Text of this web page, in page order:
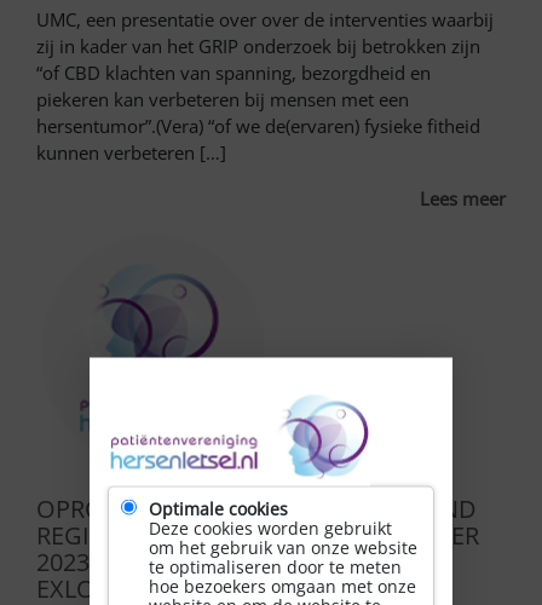
UMC, een presentatie over over de interventies waarbij
zij in kader van het GRIP onderzoek bij betrokken zijn
“of CBD klachten van spanning, bezorgdheid en
piekeren kan verbeteren bij mensen met een
hersentumor”.(Vera) “of we de(ervaren) fysieke fitheid
kunnen verbeteren […]
Lees meer
OPROEP ZELFMANAGEMENT WEEKEND
REGIO NOORD OP 3, 4 en 5 NOVEMBER
2023 IN HOTEL DE HUNZEBERGEN IN
EXLOO!
Optimale cookies
Deze cookies worden gebruikt
om het gebruik van onze website
te optimaliseren door te meten
hoe bezoekers omgaan met onze